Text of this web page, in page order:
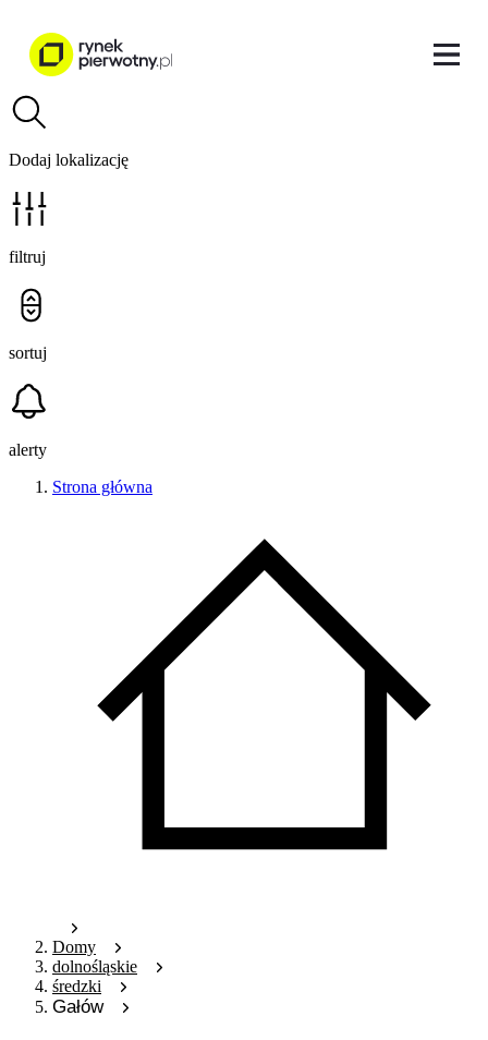
Dodaj lokalizację
filtruj
sortuj
alerty
Strona główna
Domy
dolnośląskie
średzki
Gałów